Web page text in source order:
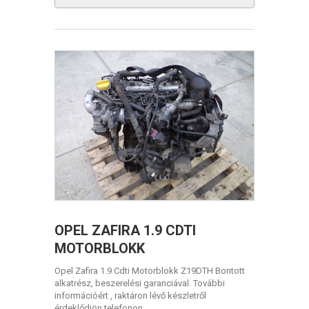
OPEL ZAFIRA 1.9 CDTI
MOTORBLOKK
Opel Zafira 1.9 Cdti Motorblokk Z19DTH Bontott
alkatrész, beszerelési garanciával. További
információért , raktáron lévő készletről